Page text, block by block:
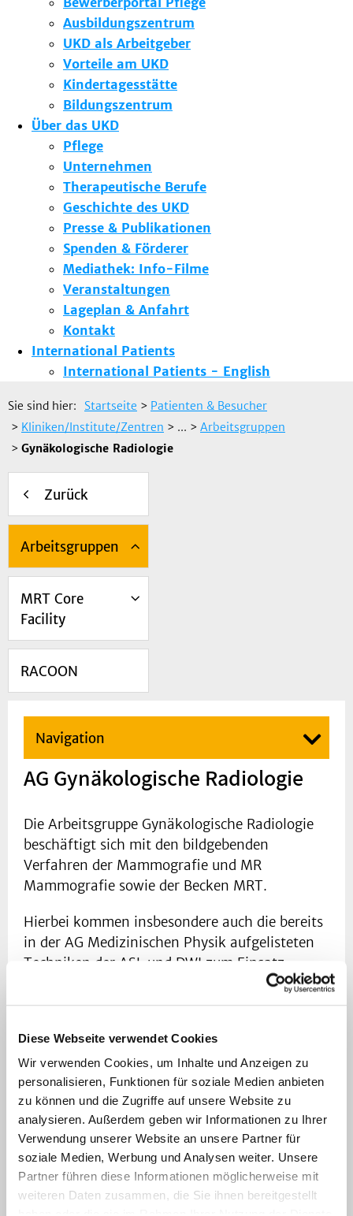
Diese Webseite verwendet Cookies
Wir verwenden Cookies, um Inhalte und Anzeigen zu
personalisieren, Funktionen für soziale Medien anbieten
zu können und die Zugriffe auf unsere Website zu
analysieren. Außerdem geben wir Informationen zu Ihrer
Verwendung unserer Website an unsere Partner für
soziale Medien, Werbung und Analysen weiter. Unsere
Partner führen diese Informationen möglicherweise mit
weiteren Daten zusammen, die Sie ihnen bereitgestellt
Ausbildungszentrum
UKD als Arbeitgeber
Vorteile am UKD
Kindertagesstätte
Bildungszentrum
Über das UKD
Pflege
Unternehmen
Therapeutische Berufe
Geschichte des UKD
Presse & Publikationen
Spenden & Förderer
Mediathek: Info-Filme
Veranstaltungen
Lageplan & Anfahrt
Kontakt
International Patients
International Patients - English
Sie sind hier: Startseite > Patienten & Besucher
> Kliniken/Institute/Zentren > ... > Arbeitsgruppen
> Gynäkologische Radiologie
Zurück
Arbeitsgruppen
MRT Core
Facility
RACOON
Navigation
AG Gynäkologische Radiologie
Die Arbeitsgruppe Gynäkologische Radiologie
beschäftigt sich mit den bildgebenden
Verfahren der Mammografie und MR
Mammografie sowie der Becken MRT.
Hierbei kommen insbesondere auch die bereits
in der AG Medizinischen Physik aufgelisteten
Techniken der ASL und DWI zum Einsatz.
In der Mammografie werden der Stellenwert
sowie der Tomosynthese mit einem neuen
digitalen Vollfeldsystem untersucht. In
retrospektiven Untersuchungen wird die
Wertigkeit der Bildgebung bei B3-5 Läsionen
evaluiert.
Das Institut für Diagnostische und
Interventionelle Radiologie ist
Kooperationspartner des Brustzentrums des